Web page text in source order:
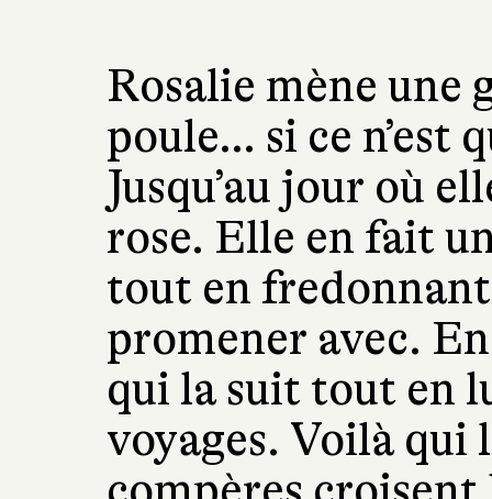
Rosalie mène
poule… si ce n’est
Jusqu’au jour où
rose. Elle en fait
tout en
promener avec.
qui la suit tout en
voyages. Voilà qui